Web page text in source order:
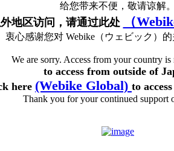
给您带来不便，敬请谅解。
地区访问，请通过此处 （
衷心感谢您对 Webike（ウェビック）的
We are sorry. Access from your country is
to access from outside of
here (Webike Global) to
Thank you for your continued support